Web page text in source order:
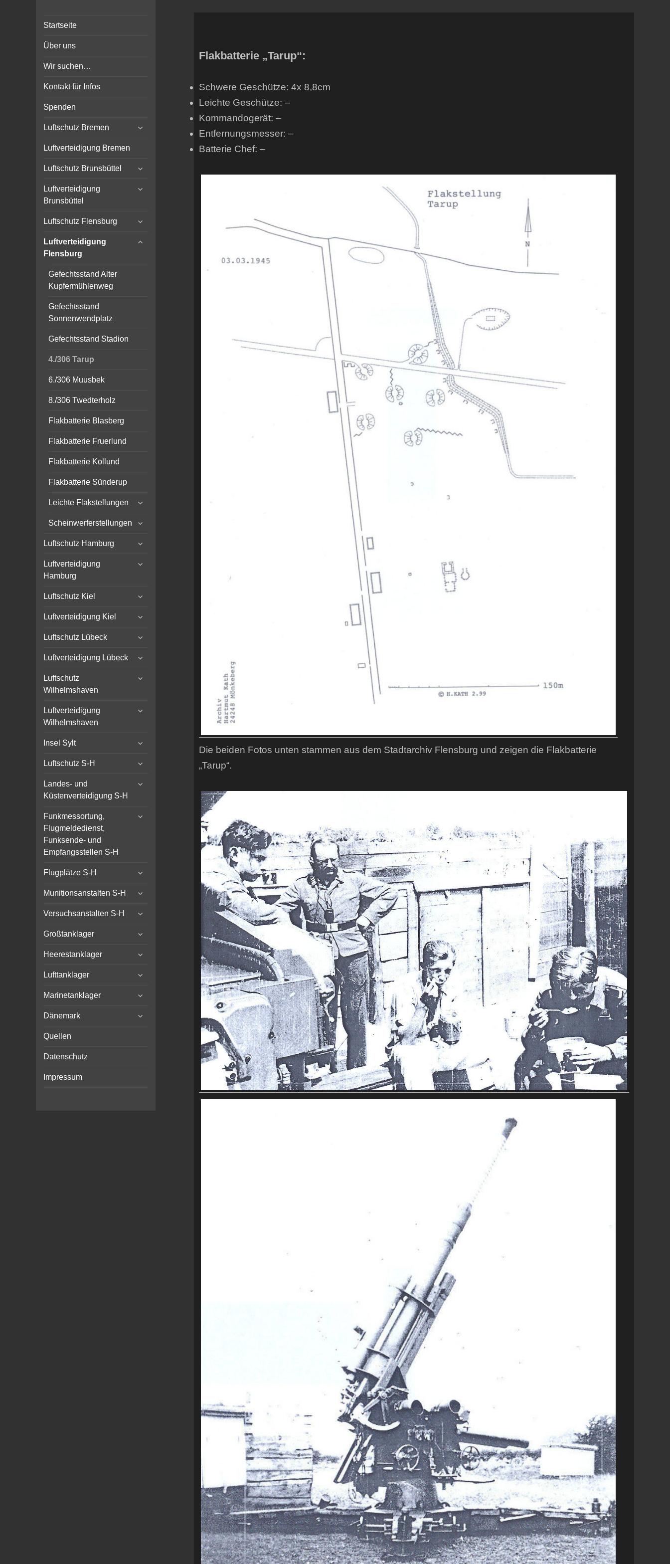
Bunker-Kiel.com
Wilhelmshaven Flensburg
Rendsburg Luftschutz Stollen
Startseite
Über uns
Wir suchen…
Kontakt für Infos
Spenden
Luftschutz Bremen
expand
Luftverteidigung Bremen
Luftschutz Brunsbüttel
expand
menu
Luftverteidigung
Brunsbüttel
expand
Luftschutz Flensburg
expand
menu
Luftverteidigung
Flensburg
expand
Gefechtsstand Alter
Kupfermühlenweg
Gefechtsstand
Sonnenwendplatz
Gefechtsstand Stadion
4./306 Tarup
6./306 Muusbek
8./306 Twedterholz
Flakbatterie Blasberg
Flakbatterie Fruerlund
Flakbatterie Kollund
Flakbatterie Sünderup
Leichte Flakstellungen
expand
menu
Scheinwerferstellungen
expand
menu
Luftschutz Hamburg
expand
menu
Luftverteidigung
Hamburg
expand
Luftschutz Kiel
expand
menu
Luftverteidigung Kiel
expand
menu
Luftschutz Lübeck
expand
menu
Luftverteidigung Lübeck
expand
menu
Luftschutz
Wilhelmshaven
expand
Luftverteidigung
Wilhelmshaven
expand
Insel Sylt
expand
menu
Luftschutz S-H
expand
menu
Landes- und
Küstenverteidigung S-H
expand
Funkmessortung,
Flugmeldedienst,
Funksende- und
Empfangsstellen S-H
expand
Flugplätze S-H
expand
menu
Munitionsanstalten S-H
expand
menu
Versuchsanstalten S-H
expand
menu
Großtanklager
expand
menu
Heerestanklager
expand
menu
Lufttanklager
expand
menu
Marinetanklager
expand
menu
Dänemark
expand
Quellen
Datenschutz
Impressum
Flakbatterie „Tarup“:
Schwere Geschütze: 4x 8,8cm
Leichte Geschütze: –
Kommandogerät: –
Entfernungsmesser: –
Batterie Chef: –
Die beiden Fotos unten stammen aus dem Stadtarchiv Flensburg und zeigen die Flakbatterie
„Tarup“.